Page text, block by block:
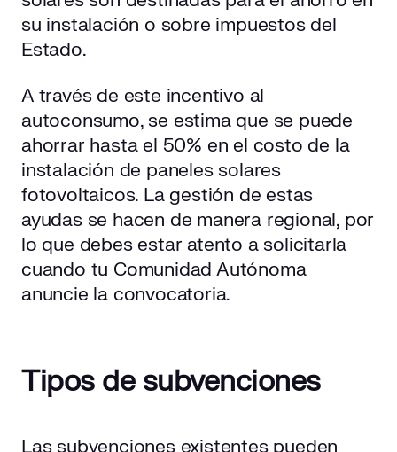
su instalación o sobre impuestos del
Estado.
A través de este incentivo al
autoconsumo, se estima que se puede
ahorrar hasta el 50% en el costo de la
instalación de paneles solares
fotovoltaicos. La gestión de estas
ayudas se hacen de manera regional, por
lo que debes estar atento a solicitarla
cuando tu Comunidad Autónoma
anuncie la convocatoria.
Tipos de subvenciones